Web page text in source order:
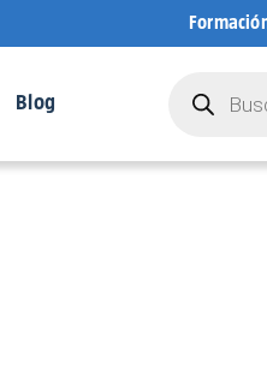
Blog
productos